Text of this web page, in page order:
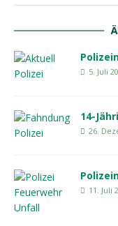
5. Juli
14-
26.
11. Juli